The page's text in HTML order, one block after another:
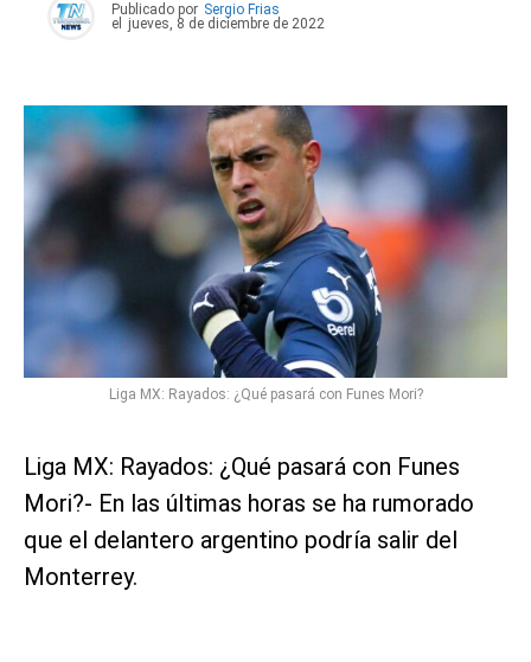
Publicado por Sergio Frias
el
jueves, 8 de diciembre de 2022
Liga MX: Rayados: ¿Qué pasará con Funes Mori?
Liga MX: Rayados: ¿Qué pasará con Funes
Mori?- En las últimas horas se ha rumorado
que el delantero argentino podría salir del
Monterrey.